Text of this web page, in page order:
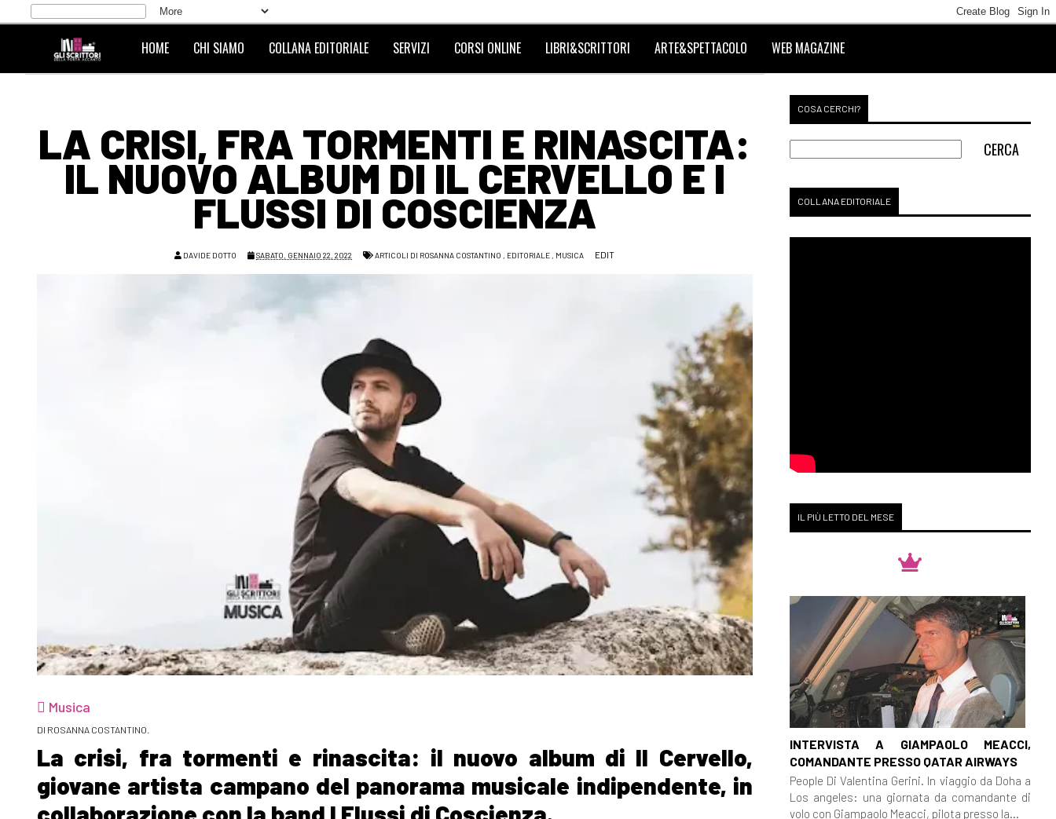
HOME CHI SIAMO COLLANA EDITORIALE SERVIZI CORSI ONLINE LIBRI&SCRITTORI ARTE&SPETTACOLO WEB MAGAZINE
LA CRISI, FRA TORMENTI E RINASCITA:
IL NUOVO ALBUM DI IL CERVELLO E I
FLUSSI DI COSCIENZA
DAVIDE DOTTO SABATO, GENNAIO 22, 2022 ARTICOLI DI ROSANNA COSTANTINO , EDITORIALE , MUSICA EDIT
Musica
DI ROSANNA COSTANTINO.
La crisi, fra tormenti e rinascita: il nuovo album di Il Cervello,
giovane artista campano del panorama musicale indipendente, in
collaborazione con la band I Flussi di Coscienza.
COSA CERCHI?
COLLANA EDITORIALE
IL PIÙ LETTO DEL MESE
INTERVISTA A GIAMPAOLO MEACCI,
COMANDANTE PRESSO QATAR AIRWAYS
People Di Valentina Gerini. In viaggio da Doha a
Los angeles: una giornata da comandante di
volo con Giampaolo Meacci, pilota presso la...